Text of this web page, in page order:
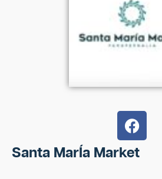
Santa MarÍa Market